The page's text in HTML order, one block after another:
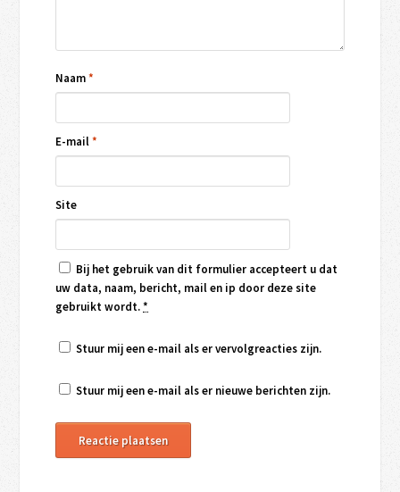
Naam*
E-mail*
Site
Bij het gebruik van dit formulier accepteert u dat
uw data, naam, bericht, mail en ip door deze site
gebruikt wordt.*
Stuur mij een e-mail als er vervolgreacties zijn.
Stuur mij een e-mail als er nieuwe berichten zijn.